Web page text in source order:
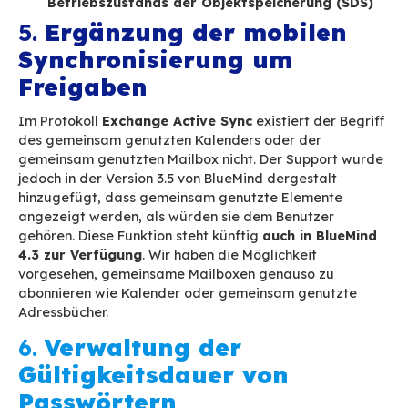
Automatisierte Verwaltung des Edge-
BlueMind kann künftig die komplette
des Edge-Servers vornehmen. Die
nginx-Servers erfolgt von nun an
vorhandene Installation wird nicht
BlueMind verwaltet, um ihren Betrieb nicht
beeinträchtigen. Die Verwaltung eines
durch BlueMind kann durch Hinzufügung
„bm/nginx-edge“ zum Server mithilfe der
Verwaltungskonsole vorgenommen
Webanwendung (Kalender, Kontakte
verwenden künftig die „Service Workers“,
Dateien der Webanwendungen im Cache
API“-System wird von den jüngeren
störend empfunden.